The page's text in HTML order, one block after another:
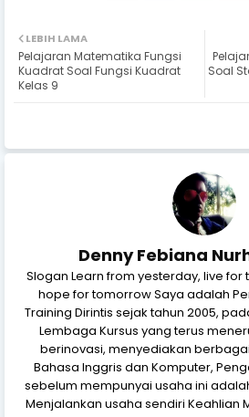
Soal
LEBIH LAMA
Pelajaran Matematika Fungsi
Kuadrat Soal Fungsi Kuadrat
Kelas 9
Denny Febiana
Slogan Learn from yesterday, live for
hope for tomorrow Saya adalah
Training Dirintis sejak tahun 2005,
Lembaga Kursus yang terus
berinovasi, menyediakan
Bahasa Inggris dan Komputer,
sebelum mempunyai usaha ini
Menjalankan usaha sendiri Keahlian